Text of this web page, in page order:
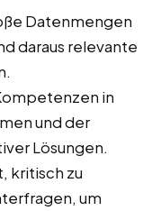
Datenmengen
daraus relevante
in
und der
Lösungen.
kritisch zu
um